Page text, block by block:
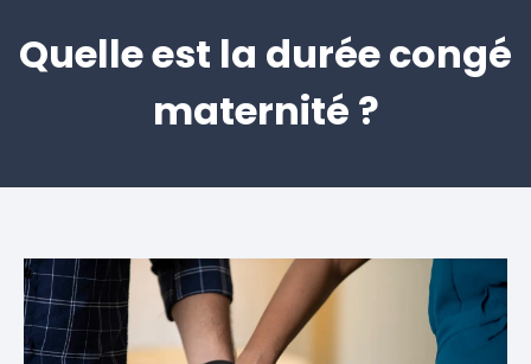
Quelle est la durée congé
maternité ?